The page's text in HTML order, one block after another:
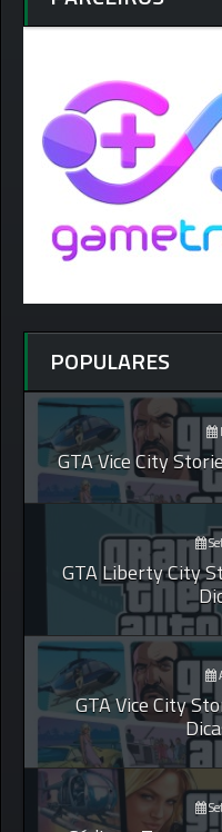
POPULARES
GTA Vice City
GTA Liberty City
GTA Vice City